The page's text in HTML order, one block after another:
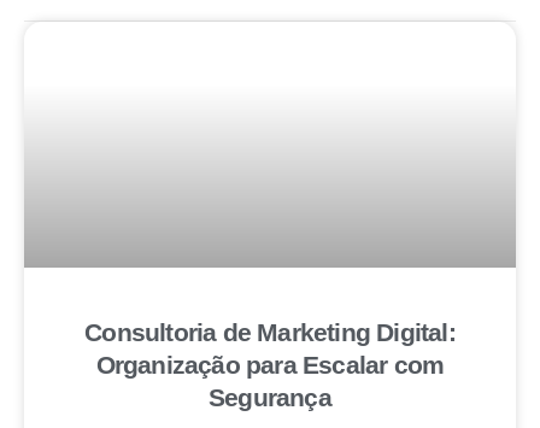
Consultoria de Marketing Digital:
Organização para Escalar com
Segurança